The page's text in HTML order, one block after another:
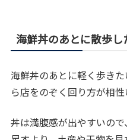
海鮮丼のあとに散歩し
海鮮丼のあとに軽く歩き
ら店をのぞく回り方が相性
丼は満腹感が出やすいの